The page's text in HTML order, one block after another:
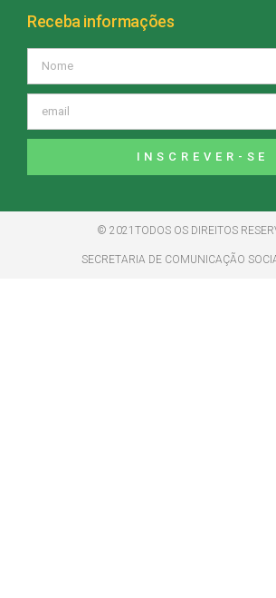
Receba informações
INSCREVER-SE
© 2021TODOS OS DIREITOS
SECRETARIA DE COMUNICAÇÃO